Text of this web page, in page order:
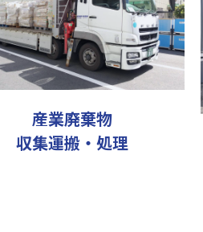
産業廃棄物
収集運搬・処理